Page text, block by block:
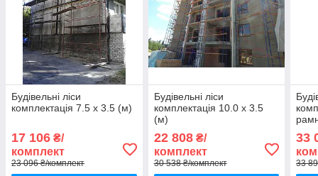
Будівельні ліси
комплектація 7.5 х 3.5 (м)
17 106 ₴/
комплект
23 096 ₴/комплект
Будівельні ліси
комплектація 10.0 х 3.5
(м)
22 808₴/
комплект
30 538 ₴/комплект
33
33